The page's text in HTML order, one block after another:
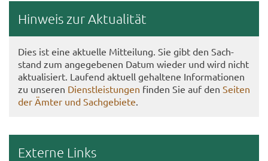
Hin­weis zur Ak­tua­li­tät
Dies ist eine ak­tu­el­le Mit­tei­lung. Sie gibt den Sach­
stand zum an­ge­ge­be­nen Datum wie­der und wird nicht
ak­tua­li­siert. Lau­fend ak­tu­ell ge­hal­te­ne In­for­ma­tio­nen
zu un­se­ren Dienst­leis­tun­gen fin­den Sie auf den Sei­ten
der Ämter und Sach­ge­bie­te.
Ex­ter­ne Links